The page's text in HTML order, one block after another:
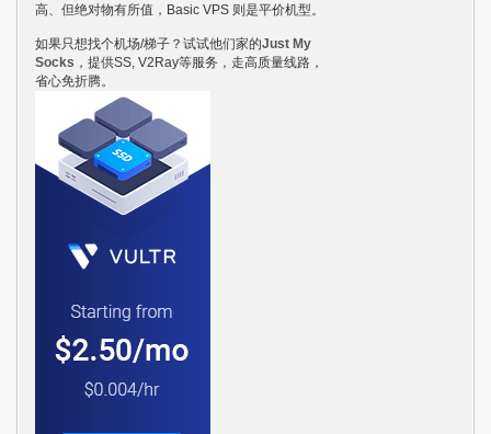
高、但绝对物有所值，Basic VPS 则是平价机型。
如果只想找个机场/梯子？试试他们家的Just My
Socks ，提供SS, V2Ray等服务，走高质量线路，
省心免折腾。